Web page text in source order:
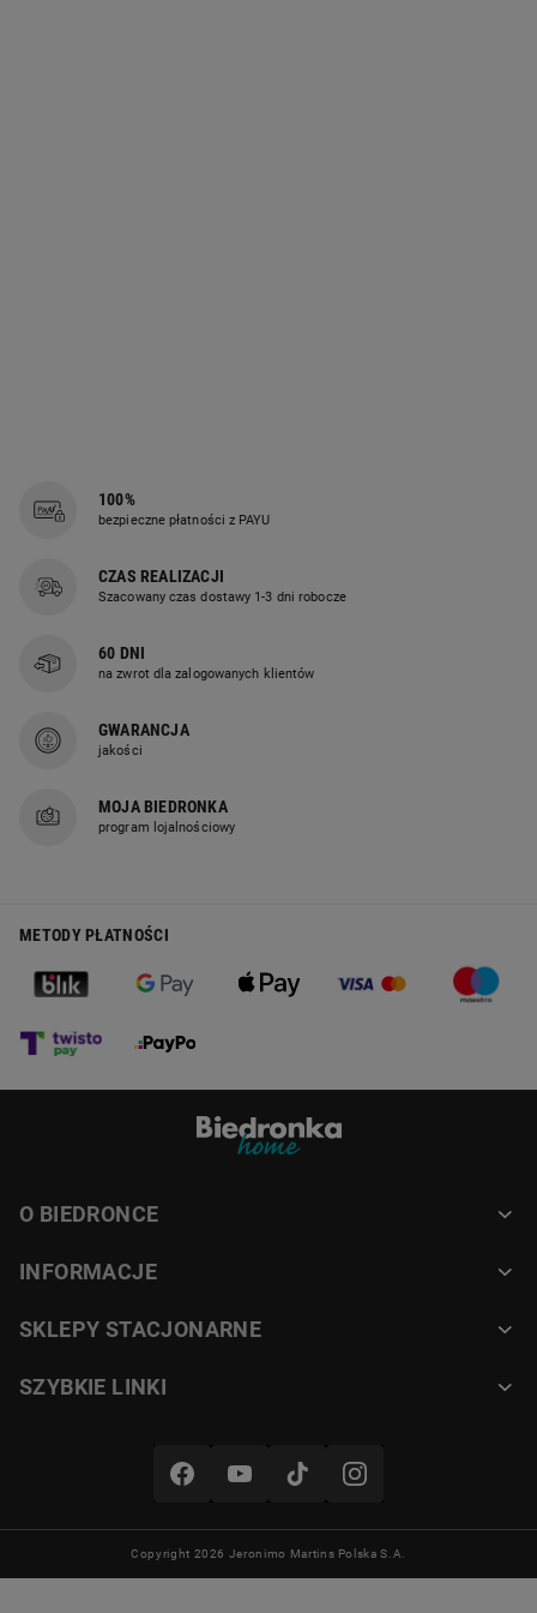
100%
bezpieczne płatności z PAYU
CZAS REALIZACJI
Szacowany czas dostawy 1-3 dni robocze
60 DNI
na zwrot dla zalogowanych klientów
GWARANCJA
jakości
MOJA BIEDRONKA
program lojalnościowy
METODY PŁATNOŚCI
O BIEDRONCE
INFORMACJE
SKLEPY STACJONARNE
SZYBKIE LINKI
Copyright 2026 Jeronimo Martins Polska S.A.